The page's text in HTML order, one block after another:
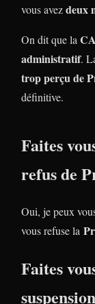
vous avezdeux
On dit que la
administratif.
trop perçu de
définitive.
Faites
refusde
Oui, je peux
vous refuse la
Faites
suspension